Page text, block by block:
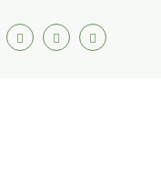
FacebookTwitter Youtube